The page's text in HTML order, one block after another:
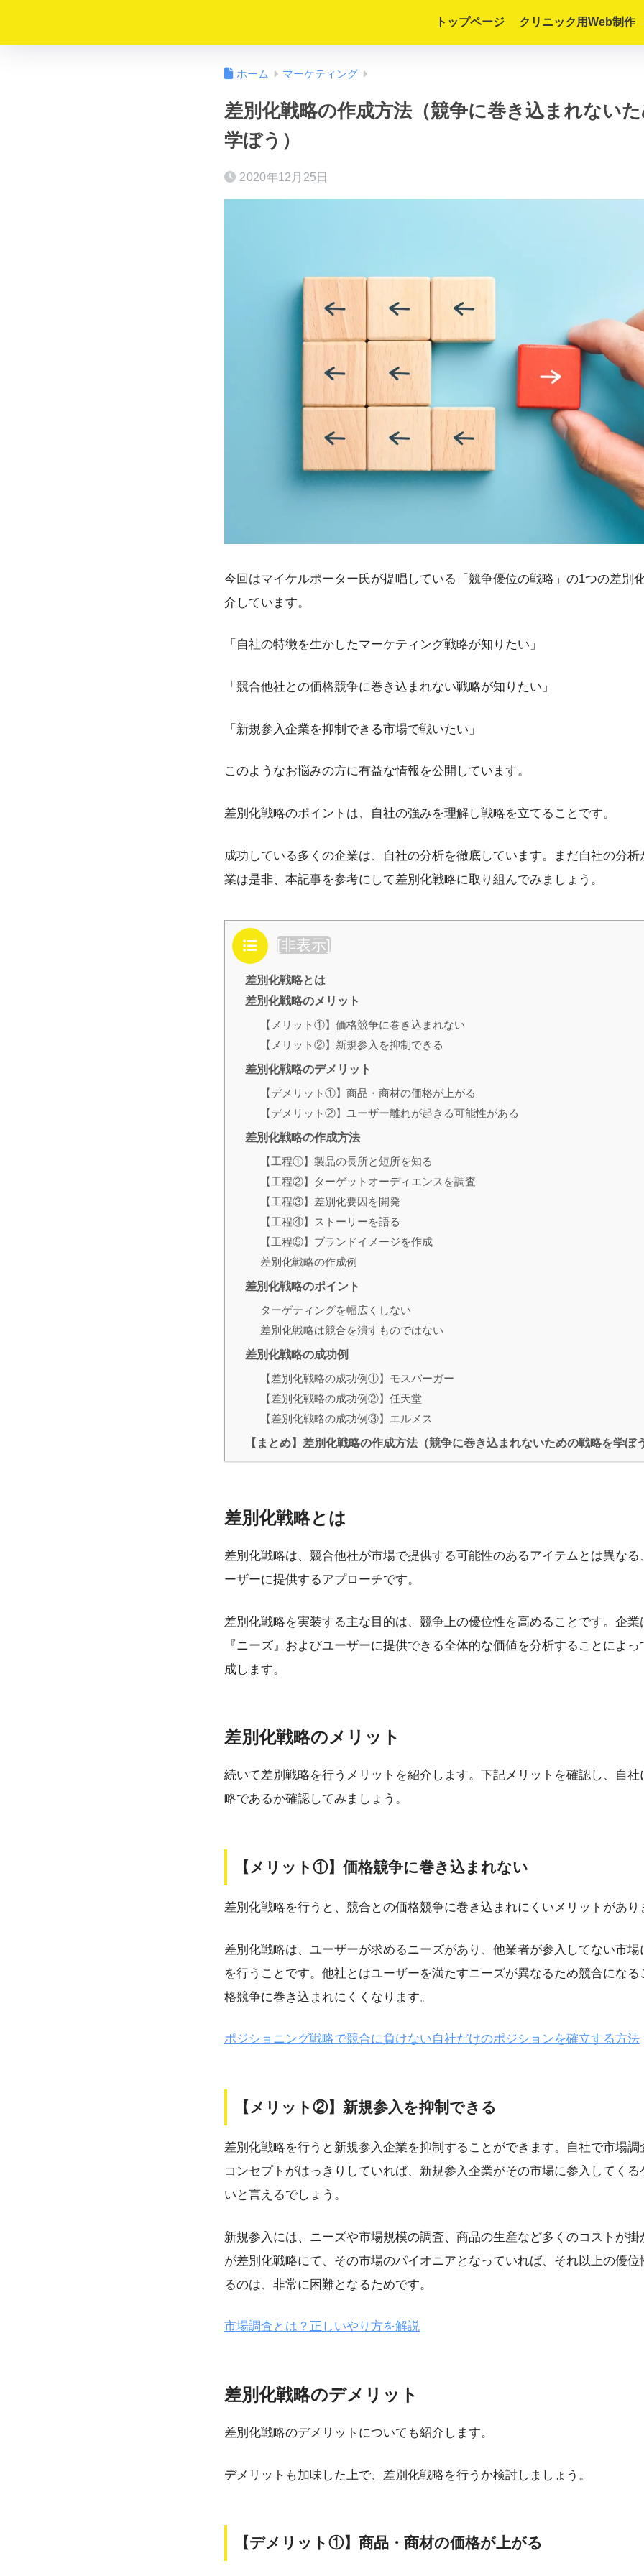
トップページ クリニック用Web制作
ホーム マーケティング
差別化戦略の作成方法（競争に巻き込まれない
学ぼう）
2020年12月25日
今回はマイケルポーター氏が提唱している「競争優位の戦略」の1つの差別
介しています。
「自社の特徴を生かしたマーケティング戦略が知りたい」
「競合他社との価格競争に巻き込まれない戦略が知りたい」
「新規参入企業を抑制できる市場で戦いたい」
このようなお悩みの方に有益な情報を公開しています。
差別化戦略のポイントは、自社の強みを理解し戦略を立てることです。
成功している多くの企業は、自社の分析を徹底しています。まだ自社の分析
業は是非、本記事を参考にして差別化戦略に取り組んでみましょう。
目次 [非表示]
差別化戦略とは
差別化戦略のメリット
【メリット①】価格競争に巻き込まれない
【メリット②】新規参入を抑制できる
差別化戦略のデメリット
【デメリット①】商品・商材の価格が上がる
【デメリット②】ユーザー離れが起きる可能性がある
差別化戦略の作成方法
【工程①】製品の長所と短所を知る
【工程②】ターゲットオーディエンスを調査
【工程③】差別化要因を開発
【工程④】ストーリーを語る
【工程⑤】ブランドイメージを作成
差別化戦略の作成例
差別化戦略のポイント
ターゲティングを幅広くしない
差別化戦略は競合を潰すものではない
差別化戦略の成功例
【差別化戦略の成功例①】モスバーガー
【差別化戦略の成功例②】任天堂
【差別化戦略の成功例③】エルメス
【まとめ】差別化戦略の作成方法（競争に巻き込まれないための戦略を学ぼう
差別化戦略とは
差別化戦略は、競合他社が市場で提供する可能性のあるアイテムとは異な
ーザーに提供するアプローチです。
差別化戦略を実装する主な目的は、競争上の優位性を高めることです。企業
『ニーズ』およびユーザーに提供できる全体的な価値を分析することによ
成します。
差別化戦略のメリット
続いて差別戦略を行うメリットを紹介します。下記メリットを確認し、自
略であるか確認してみましょう。
【メリット①】価格競争に巻き込まれない
差別化戦略を行うと、競合との価格競争に巻き込まれにくいメリットがあり
差別化戦略は、ユーザーが求めるニーズがあり、他業者が参入してない市
を行うことです。他社とはユーザーを満たすニーズが異なるため競合になる
格競争に巻き込まれにくくなります。
ポジショニング戦略で競合に負けない自社だけのポジションを確立する方法
【メリット②】新規参入を抑制できる
差別化戦略を行うと新規参入企業を抑制することができます。自社で市場調
コンセプトがはっきりしていれば、新規参入企業がその市場に参入してく
いと言えるでしょう。
新規参入には、ニーズや市場規模の調査、商品の生産など多くのコストが掛
が差別化戦略にて、その市場のパイオニアとなっていれば、それ以上の優位
るのは、非常に困難となるためです。
市場調査とは？正しいやり方を解説
差別化戦略のデメリット
差別化戦略のデメリットについても紹介します。
デメリットも加味した上で、差別化戦略を行うか検討しましょう。
【デメリット①】商品・商材の価格が上がる